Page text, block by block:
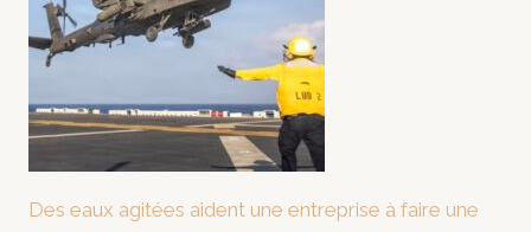
Des eaux agitées aident une entreprise à faire une